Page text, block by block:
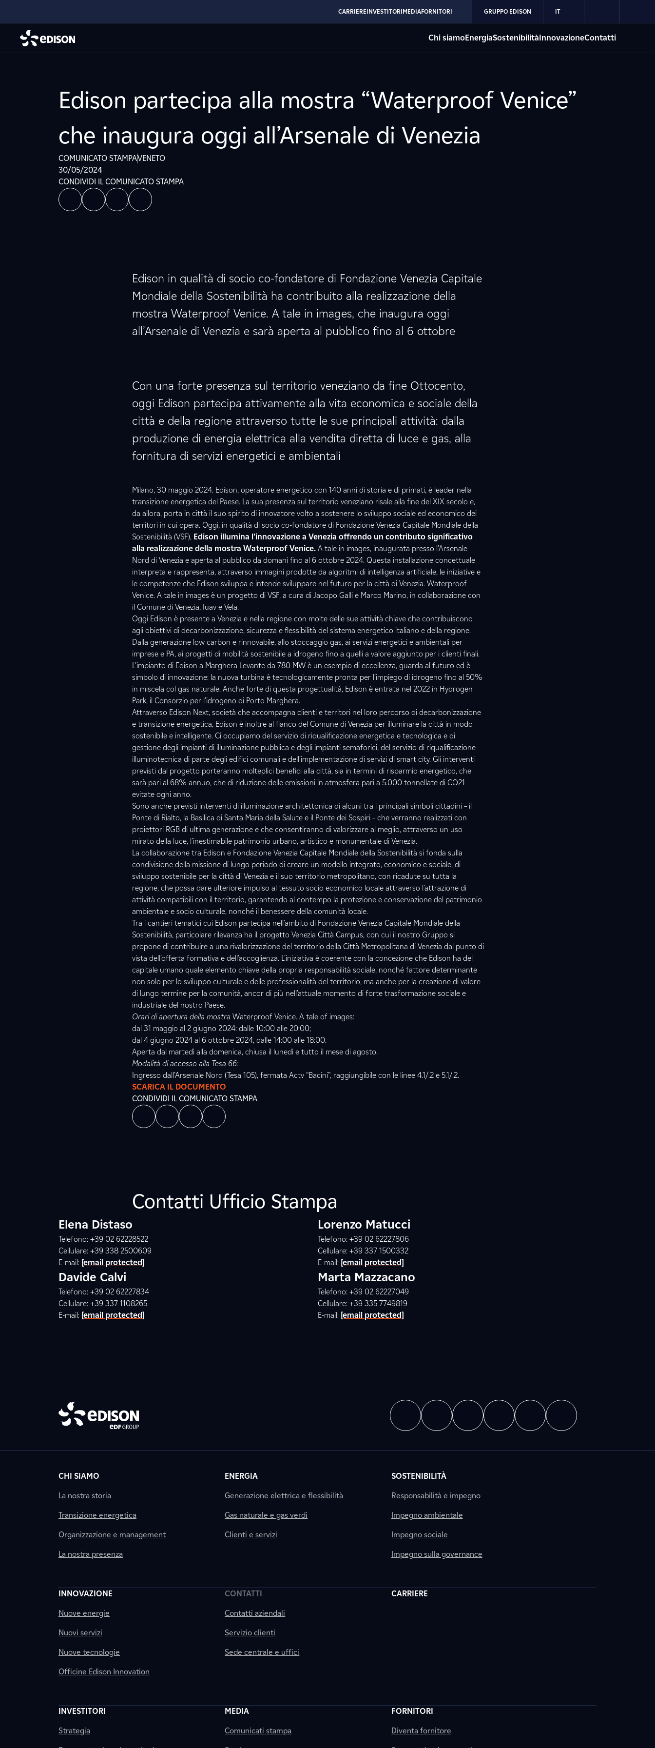
CARRIEREINVESTITORIMEDIAFORNITORI GRUPPO EDISON IT
Chi siamoEnergiaSostenibilitàInnovazioneContatti
Edison partecipa alla mostra “Waterproof Venice”
che inaugura oggi all’Arsenale di Venezia
COMUNICATO STAMPAVENETO
30/05/2024
CONDIVIDI IL COMUNICATO STAMPA
Edison in qualità di socio co-fondatore di Fondazione Venezia Capitale
Mondiale della Sostenibilità ha contribuito alla realizzazione della
mostra Waterproof Venice. A tale in images, che inaugura oggi
all’Arsenale di Venezia e sarà aperta al pubblico fino al 6 ottobre
Con una forte presenza sul territorio veneziano da fine Ottocento,
oggi Edison partecipa attivamente alla vita economica e sociale della
città e della regione attraverso tutte le sue principali attività: dalla
produzione di energia elettrica alla vendita diretta di luce e gas, alla
fornitura di servizi energetici e ambientali
Milano, 30 maggio 2024. Edison, operatore energetico con 140 anni di storia e di primati, è leader nella
transizione energetica del Paese. La sua presenza sul territorio veneziano risale alla fine del XIX secolo e,
da allora, porta in città il suo spirito di innovatore volto a sostenere lo sviluppo sociale ed economico dei
territori in cui opera. Oggi, in qualità di socio co-fondatore di Fondazione Venezia Capitale Mondiale della
Sostenibilità (VSF), Edison illumina l’innovazione a Venezia offrendo un contributo significativo
alla realizzazione della mostra Waterproof Venice.A tale in images, inaugurata presso l’Arsenale
Nord di Venezia e aperta al pubblico da domani fino al 6 ottobre 2024. Questa installazione concettuale
interpreta e rappresenta, attraverso immagini prodotte da algoritmi di intelligenza artificiale, le iniziative e
le competenze che Edison sviluppa e intende sviluppare nel futuro per la città di Venezia. Waterproof
Venice. A tale in images è un progetto di VSF, a cura di Jacopo Galli e Marco Marino, in collaborazione con
il Comune di Venezia, Iuav e Vela.
Oggi Edison è presente a Venezia e nella regione con molte delle sue attività chiave che contribuiscono
agli obiettivi di decarbonizzazione, sicurezza e flessibilità del sistema energetico italiano e della regione.
Dalla generazione low carbon e rinnovabile, allo stoccaggio gas, ai servizi energetici e ambientali per
imprese e PA, ai progetti di mobilità sostenibile a idrogeno fino a quelli a valore aggiunto per i clienti finali.
L’impianto di Edison a Marghera Levante da 780 MW è un esempio di eccellenza, guarda al futuro ed è
simbolo di innovazione: la nuova turbina è tecnologicamente pronta per l’impiego di idrogeno fino al 50%
in miscela col gas naturale. Anche forte di questa progettualità, Edison è entrata nel 2022 in Hydrogen
Park, il Consorzio per l’idrogeno di Porto Marghera.
Attraverso Edison Next, società che accompagna clienti e territori nel loro percorso di decarbonizzazione
e transizione energetica, Edison è inoltre al fianco del Comune di Venezia per illuminare la città in modo
sostenibile e intelligente. Ci occupiamo del servizio di riqualificazione energetica e tecnologica e di
gestione degli impianti di illuminazione pubblica e degli impianti semaforici, del servizio di riqualificazione
illuminotecnica di parte degli edifici comunali e dell’implementazione di servizi di smart city. Gli interventi
previsti dal progetto porteranno molteplici benefici alla città, sia in termini di risparmio energetico, che
sarà pari al 68% annuo, che di riduzione delle emissioni in atmosfera pari a 5.000 tonnellate di CO21
evitate ogni anno.
Sono anche previsti interventi di illuminazione architettonica di alcuni tra i principali simboli cittadini – il
Ponte di Rialto, la Basilica di Santa Maria della Salute e il Ponte dei Sospiri – che verranno realizzati con
proiettori RGB di ultima generazione e che consentiranno di valorizzare al meglio, attraverso un uso
mirato della luce, l’inestimabile patrimonio urbano, artistico e monumentale di Venezia.
La collaborazione tra Edison e Fondazione Venezia Capitale Mondiale della Sostenibilità si fonda sulla
condivisione della missione di lungo periodo di creare un modello integrato, economico e sociale, di
sviluppo sostenibile per la città di Venezia e il suo territorio metropolitano, con ricadute su tutta la
regione, che possa dare ulteriore impulso al tessuto socio economico locale attraverso l’attrazione di
attività compatibili con il territorio, garantendo al contempo la protezione e conservazione del patrimonio
ambientale e socio culturale, nonché il benessere della comunità locale.
Tra i cantieri tematici cui Edison partecipa nell’ambito di Fondazione Venezia Capitale Mondiale della
Sostenibilità, particolare rilevanza ha il progetto Venezia Città Campus, con cui il nostro Gruppo si
propone di contribuire a una rivalorizzazione del territorio della Città Metropolitana di Venezia dal punto di
vista dell’offerta formativa e dell’accoglienza. L’iniziativa è coerente con la concezione che Edison ha del
capitale umano quale elemento chiave della propria responsabilità sociale, nonché fattore determinante
non solo per lo sviluppo culturale e delle professionalità del territorio, ma anche per la creazione di valore
di lungo termine per la comunità, ancor di più nell’attuale momento di forte trasformazione sociale e
industriale del nostro Paese.
Orari di apertura della mostra Waterproof Venice. A tale of images:
dal 31 maggio al 2 giugno 2024: dalle 10:00 alle 20:00;
dal 4 giugno 2024 al 6 ottobre 2024, dalle 14:00 alle 18:00.
Aperta dal martedì alla domenica, chiusa il lunedì e tutto il mese di agosto.
Modalità di accesso alla Tesa 66:
Ingresso dall’Arsenale Nord (Tesa 105), fermata Actv “Bacini”, raggiungibile con le linee 4.1/.2 e 5.1/.2.
SCARICA IL DOCUMENTO
CONDIVIDI IL COMUNICATO STAMPA
Contatti Ufficio Stampa
Elena Distaso
Telefono: +39 02 62228522
Cellulare: +39 338 2500609
E-mail: [email protected]
Lorenzo Matucci
Telefono: +39 02 62227806
Cellulare: +39 337 1500332
E-mail: [email protected]
Davide Calvi
Telefono: +39 02 62227834
Cellulare: +39 337 1108265
E-mail: [email protected]
Marta Mazzacano
Telefono: +39 02 62227049
Cellulare: +39 335 7749819
E-mail: [email protected]
CHI SIAMO
La nostra storia
Transizione energetica
Organizzazione e management
La nostra presenza
ENERGIA
Generazione elettrica e flessibilità
Gas naturale e gas verdi
Clienti e servizi
SOSTENIBILITÀ
Responsabilità e impegno
Impegno ambientale
Impegno sociale
Impegno sulla governance
INNOVAZIONE
Nuove energie
Nuovi servizi
Nuove tecnologie
Officine Edison Innovation
CONTATTI
Contatti aziendali
Servizio clienti
Sede centrale e uffici
CARRIERE
INVESTITORI
Strategia
MEDIA
Comunicati stampa
FORNITORI
Diventa fornitore